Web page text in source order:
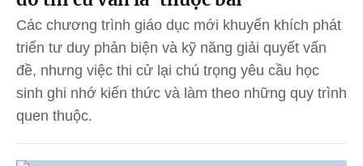
Các chương trình giáo dục mới khuyến khích phát
triển tư duy phản biện và kỹ năng giải quyết vấn
đề, nhưng việc thi cử lại chú trọng yêu cầu học
sinh ghi nhớ kiến thức và làm theo những quy trình
quen thuộc.